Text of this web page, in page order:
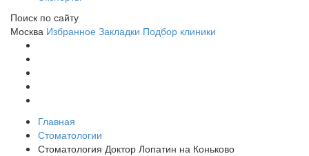
Поиск по сайту
Москва Избранное Закладки Подбор клиники
Главная
Стоматологии
Стоматология Доктор Лопатин на Коньково